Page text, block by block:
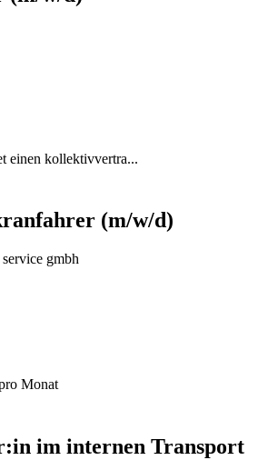
einen kollektivvertra...
(m/w/d)
gmbh
Monat
im internen Transport